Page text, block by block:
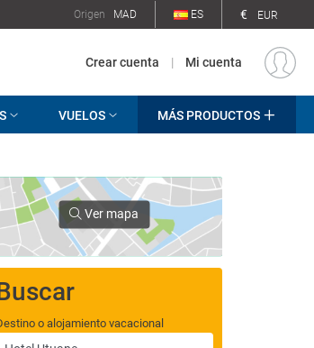
Origen MAD ES € EUR
Crear cuenta | Mi cuenta
VUELOS MÁS PRODUCTOS
Ver mapa
o alojamiento vacacional